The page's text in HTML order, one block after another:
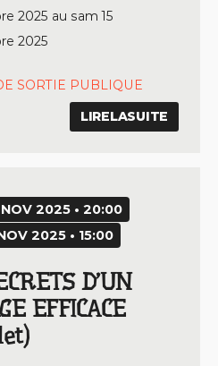
2025 au sam 15
2025
SORTIE PUBLIQUE
LIRELASUITE
2025 • 20:00
2025 • 15:00
D’UN
EFFICACE